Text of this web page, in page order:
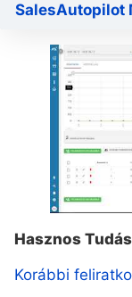
SalesAutopilot
Hasznos
Korábbi